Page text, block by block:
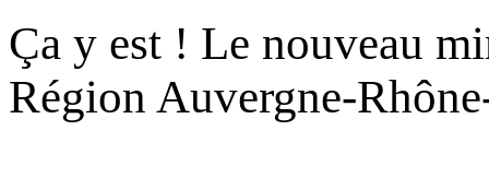
Ça y est ! Le nouveau
Région Auvergne-